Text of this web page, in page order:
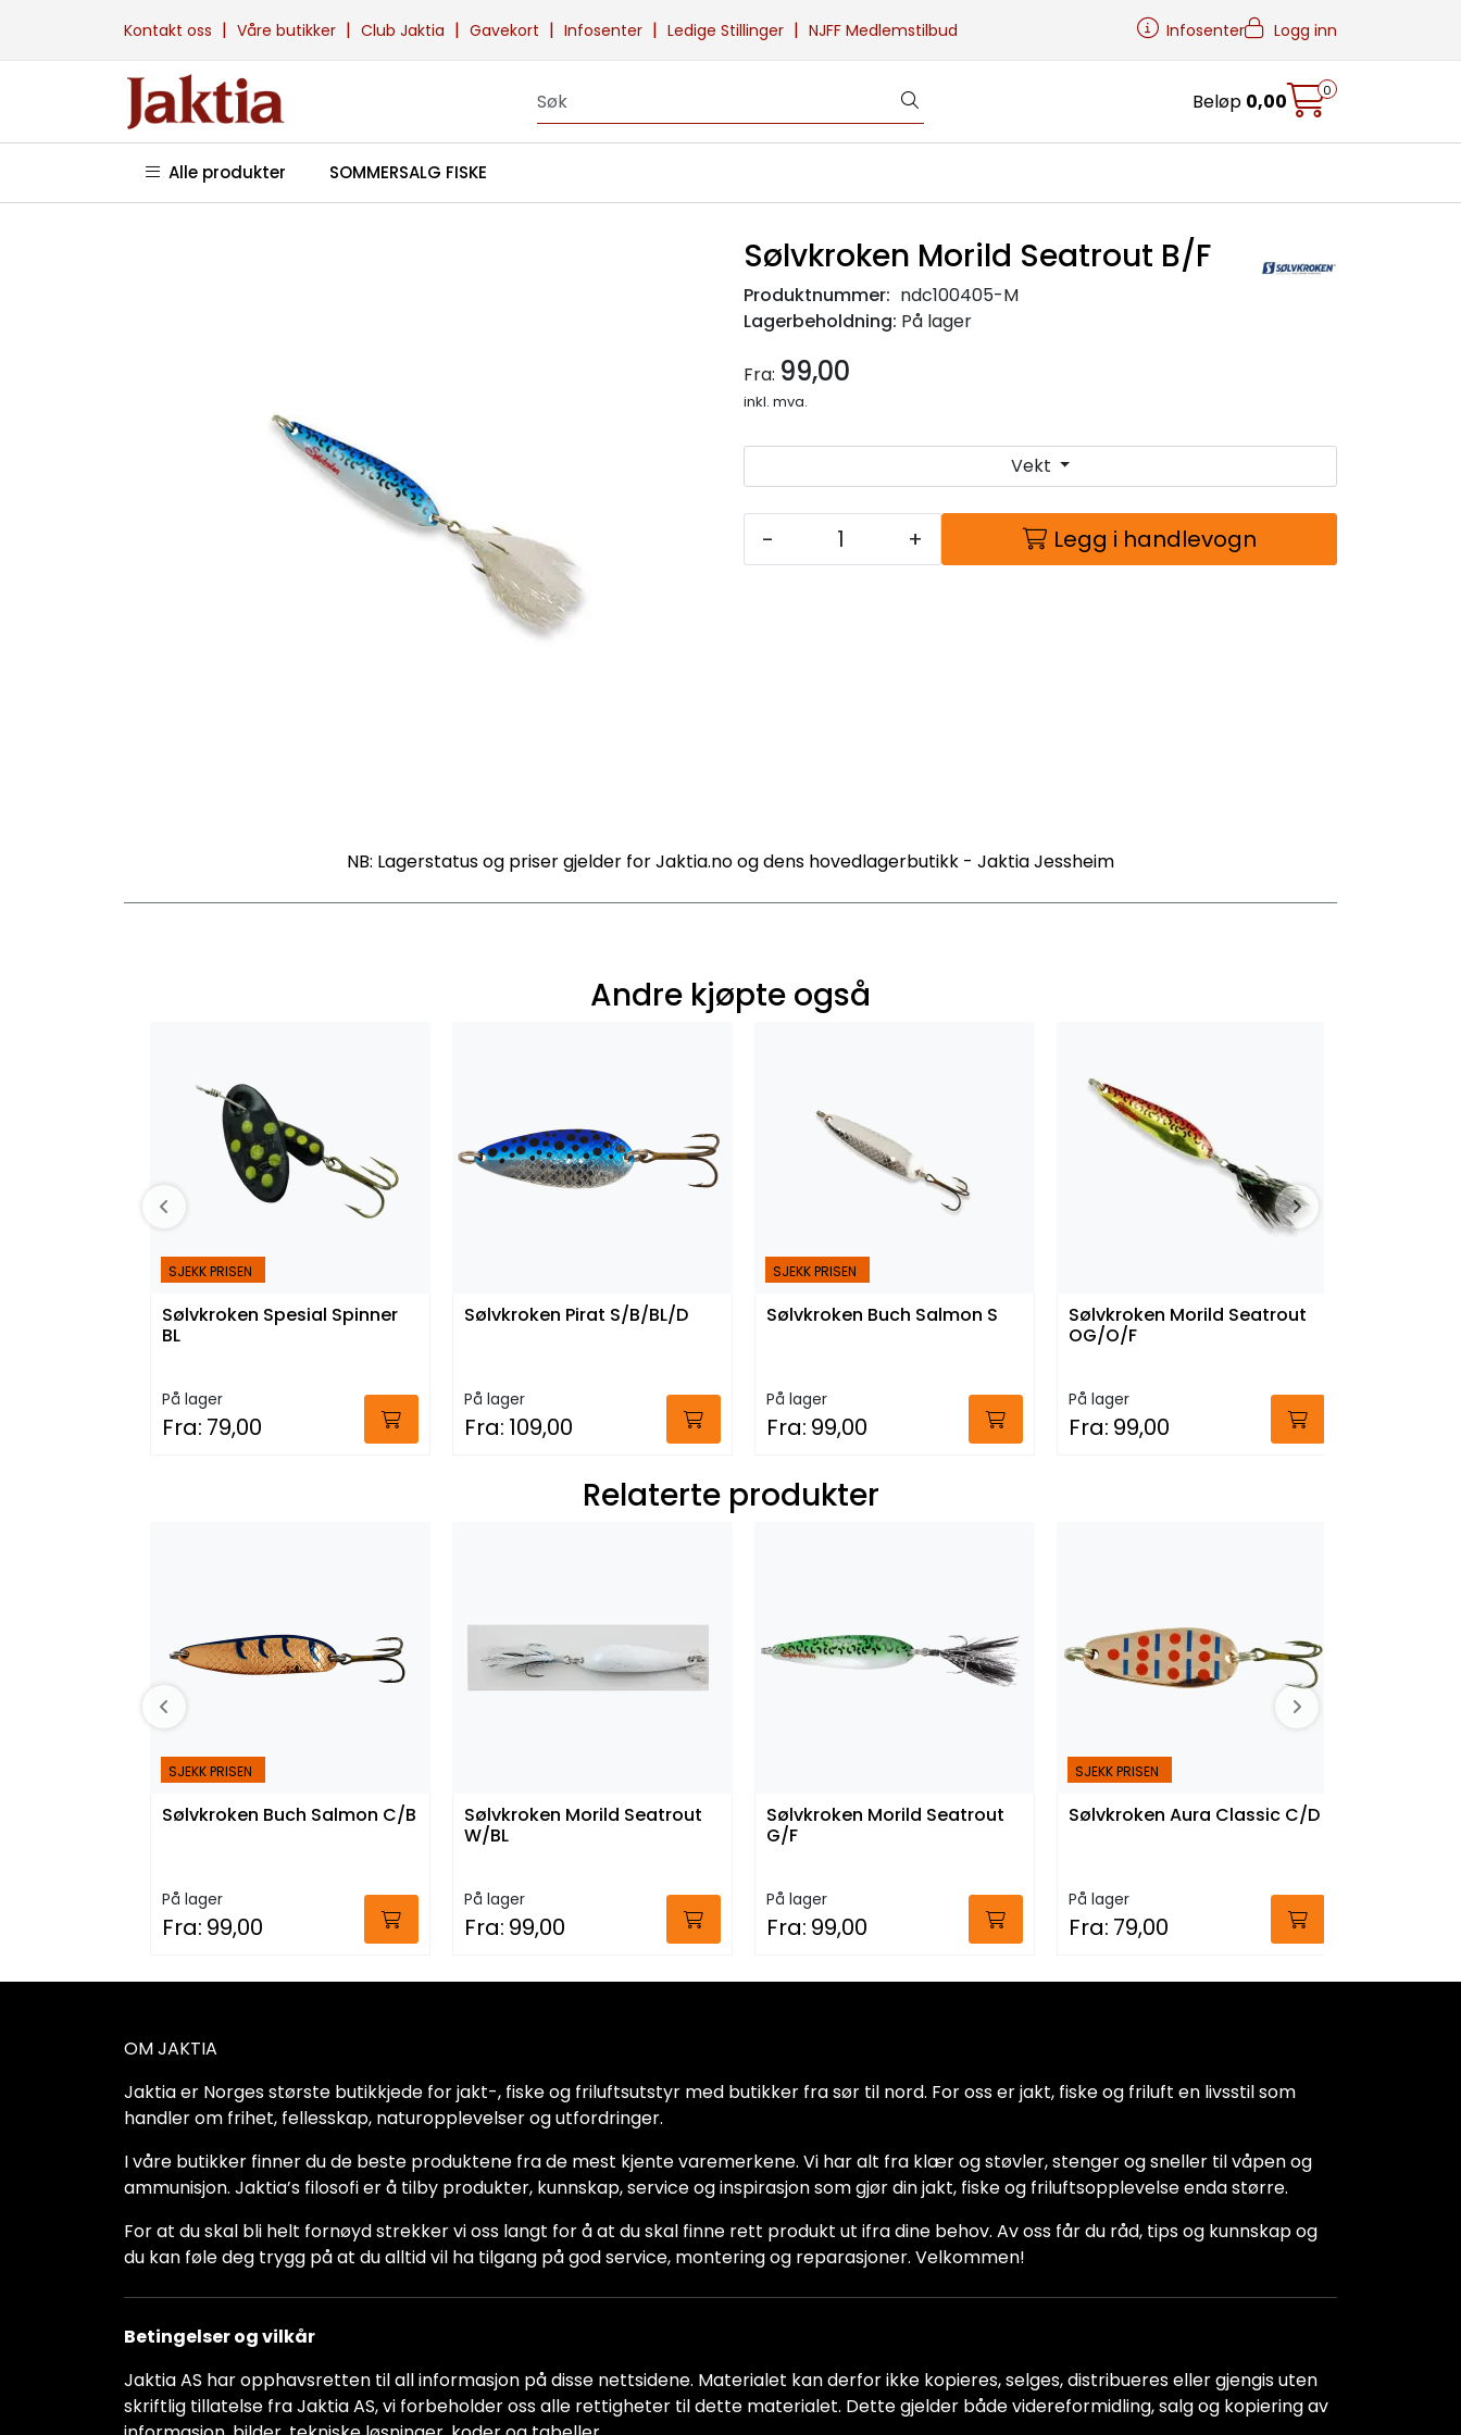
Kontakt oss | Våre butikker | Club Jaktia | Gavekort | Infosenter | Ledige Stillinger | NJFF Medlemstilbud Infosenter Logg inn
Beløp 0,00 0
Alle produkter SOMMERSALG FISKE
Sølvkroken Morild Seatrout B/F
Produktnummer: ndc100405-M
Lagerbeholdning: På lager
Fra: 99,00
inkl. mva.
Vekt
- + Legg i handlevogn
NB: Lagerstatus og priser gjelder for Jaktia.no og dens hovedlagerbutikk - Jaktia Jessheim
Andre kjøpte også
SJEKK PRISEN
Sølvkroken Spesial Spinner
BL
På lager
Fra: 79,00
Sølvkroken Pirat S/B/BL/D
På lager
Fra: 109,00
SJEKK PRISEN
Sølvkroken Buch Salmon S
På lager
Fra: 99,00
Sølvkroken Morild Seatrout
OG/O/F
På lager
Fra: 99,00
Relaterte produkter
SJEKK PRISEN
Sølvkroken Buch Salmon C/B
På lager
Fra: 99,00
Sølvkroken Morild Seatrout
W/BL
På lager
Fra: 99,00
Sølvkroken Morild Seatrout
G/F
På lager
Fra: 99,00
SJEKK PRISEN
Sølvkroken Aura Classic C/D
På lager
Fra: 79,00
OM JAKTIA
Jaktia er Norges største butikkjede for jakt-, fiske og friluftsutstyr med butikker fra sør til nord. For oss er jakt, fiske og friluft en livsstil som
handler om frihet, fellesskap, naturopplevelser og utfordringer.
I våre butikker finner du de beste produktene fra de mest kjente varemerkene. Vi har alt fra klær og støvler, stenger og sneller til våpen og
ammunisjon. Jaktia’s filosofi er å tilby produkter, kunnskap, service og inspirasjon som gjør din jakt, fiske og friluftsopplevelse enda større.
For at du skal bli helt fornøyd strekker vi oss langt for å at du skal finne rett produkt ut ifra dine behov. Av oss får du råd, tips og kunnskap og
du kan føle deg trygg på at du alltid vil ha tilgang på god service, montering og reparasjoner. Velkommen!
Betingelser og vilkår
Jaktia AS har opphavsretten til all informasjon på disse nettsidene. Materialet kan derfor ikke kopieres, selges, distribueres eller gjengis uten
skriftlig tillatelse fra Jaktia AS, vi forbeholder oss alle rettigheter til dette materialet. Dette gjelder både videreformidling, salg og kopiering av